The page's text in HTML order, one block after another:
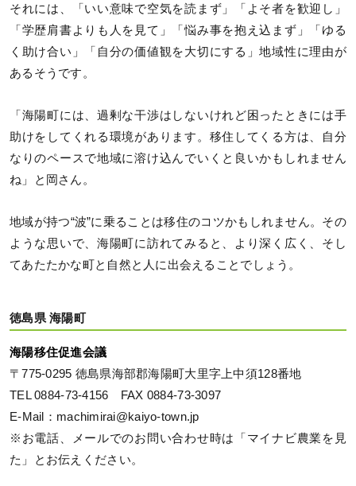
それには、「いい意味で空気を読まず」「よそ者を歓迎し」
「学歴肩書よりも人を見て」「悩み事を抱え込まず」「ゆる
く助け合い」「自分の価値観を大切にする」地域性に理由が
あるそうです。
「海陽町には、過剰な干渉はしないけれど困ったときには手
助けをしてくれる環境があります。移住してくる方は、自分
なりのペースで地域に溶け込んでいくと良いかもしれません
ね」と岡さん。
地域が持つ“波”に乗ることは移住のコツかもしれません。その
ような思いで、海陽町に訪れてみると、より深く広く、そし
てあたたかな町と自然と人に出会えることでしょう。
徳島県 海陽町
海陽移住促進会議
〒775-0295 徳島県海部郡海陽町大里字上中須128番地
TEL 0884-73-4156 FAX 0884-73-3097
E-Mail：machimirai@kaiyo-town.jp
※お電話、メールでのお問い合わせ時は「マイナビ農業を見
た」とお伝えください。